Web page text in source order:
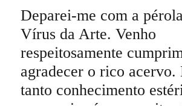
Deparei-me com a
Vírus da Arte. Venho
respeitosamente
agradecer o rico acervo.
tanto conhecimento